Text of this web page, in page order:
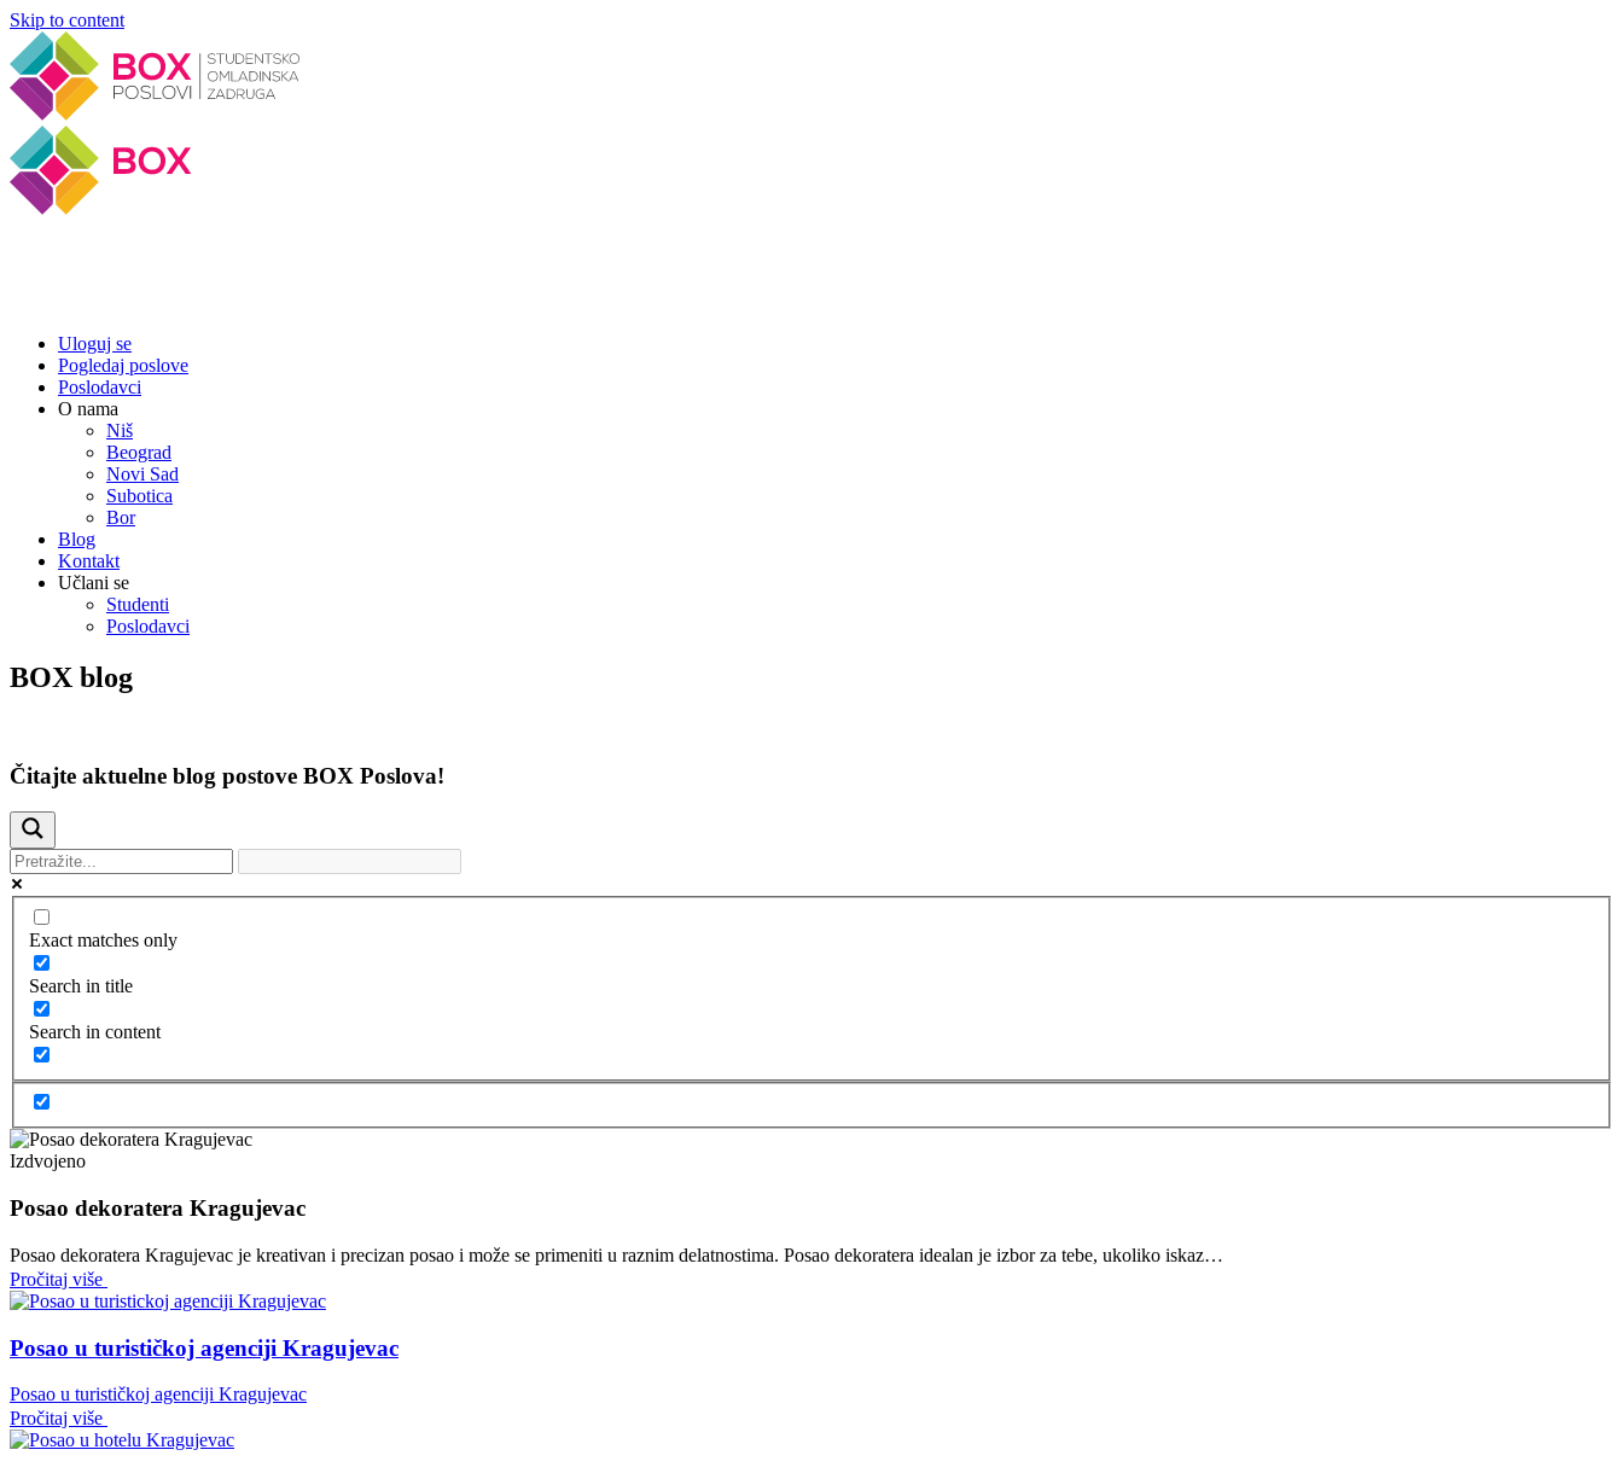
Skip to content
Uloguj se
Pogledaj poslove
Poslodavci
O nama
Niš
Beograd
Novi Sad
Subotica
Bor
Blog
Kontakt
Učlani se
Studenti
Poslodavci
BOX blog
Čitajte aktuelne blog postove BOX Poslova!
Exact matches only
Search in title
Search in content
Izdvojeno
Posao dekoratera Kragujevac
Posao dekoratera Kragujevac je kreativan i precizan posao i može se primeniti u raznim delatnostima. Posao dekoratera idealan je izbor za tebe, ukoliko iskaz…
Pročitaj više
Posao u turističkoj agenciji Kragujevac
Posao u turističkoj agenciji Kragujevac
Pročitaj više